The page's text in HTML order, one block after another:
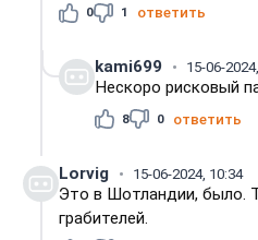
0 1 ответить
kami699 15-06-
Нескоро рисковый
8 0 ответить
Lorvig 15-06-2024, 10:34
Это в Шотландии, было.
грабителей.